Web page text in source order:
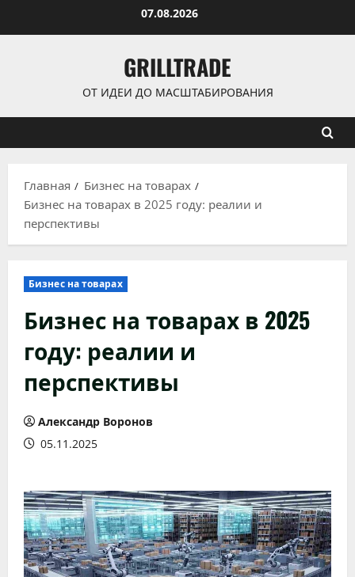
07.08.2026
GRILLTRADE
ОТ ИДЕИ ДО МАСШТАБИРОВАНИЯ
Главная
Бизнес на товарах
Бизнес на товарах в 2025 году: реалии и
перспективы
Бизнес на товарах
Бизнес на товарах в 2025
году: реалии и
перспективы
Александр Воронов
05.11.2025